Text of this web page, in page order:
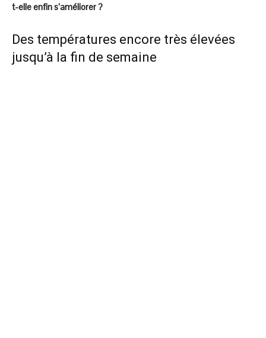
t-elle enfin s’améliorer ?
Des températures encore très élevées
jusqu’à la fin de semaine